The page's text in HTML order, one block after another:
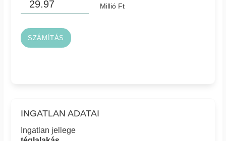
Millió Ft
SZÁMÍTÁS
INGATLAN ADATAI
Ingatlan jellege